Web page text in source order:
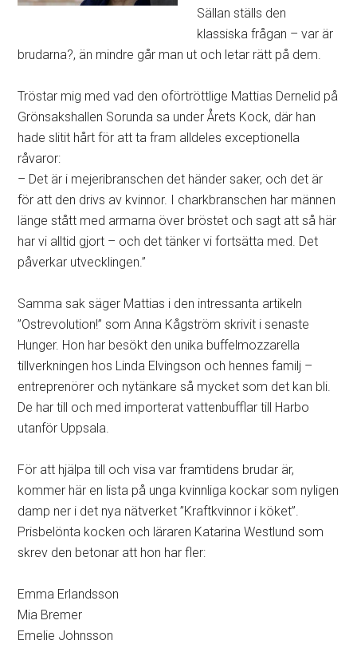
Sällan ställs den
klassiska frågan – var är
brudarna?, än mindre går man ut och letar rätt på dem.
Tröstar mig med vad den oförtröttlige Mattias Dernelid på
Grönsakshallen Sorunda sa under Årets Kock, där han
hade slitit hårt för att ta fram alldeles exceptionella
råvaror:
– Det är i mejeribranschen det händer saker, och det är
för att den drivs av kvinnor. I charkbranschen har männen
länge stått med armarna över bröstet och sagt att så här
har vi alltid gjort – och det tänker vi fortsätta med. Det
påverkar utvecklingen.”
Samma sak säger Mattias i den intressanta artikeln
”Ostrevolution!” som Anna Kågström skrivit i senaste
Hunger. Hon har besökt den unika buffelmozzarella
tillverkningen hos Linda Elvingson och hennes familj –
entreprenörer och nytänkare så mycket som det kan bli.
De har till och med importerat vattenbufflar till Harbo
utanför Uppsala.
För att hjälpa till och visa var framtidens brudar är,
kommer här en lista på unga kvinnliga kockar som nyligen
damp ner i det nya nätverket ”Kraftkvinnor i köket”.
Prisbelönta kocken och läraren Katarina Westlund som
skrev den betonar att hon har fler:
Emma Erlandsson
Mia Bremer
Emelie Johnsson